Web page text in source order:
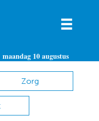
maandag 10 augustus
Zorg